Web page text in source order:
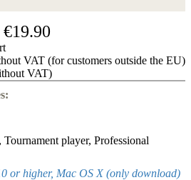
€19.90
VAT (for customers outside the EU)
VAT)
, Tournament player, Professional
or higher, Mac OS X (only download)
Accounts
Membership
Ducats
Program